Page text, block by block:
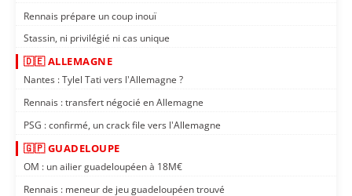
Rennais prépare un coup inouï
Stassin, ni privilégié ni cas unique
🇩🇪 ALLEMAGNE
Nantes : Tylel Tati vers l'Allemagne ?
Rennais : transfert négocié en Allemagne
PSG : confirmé, un crack file vers l'Allemagne
🇬🇵 GUADELOUPE
OM : un ailier guadeloupéen à 18M€
Rennais : meneur de jeu guadeloupéen trouvé